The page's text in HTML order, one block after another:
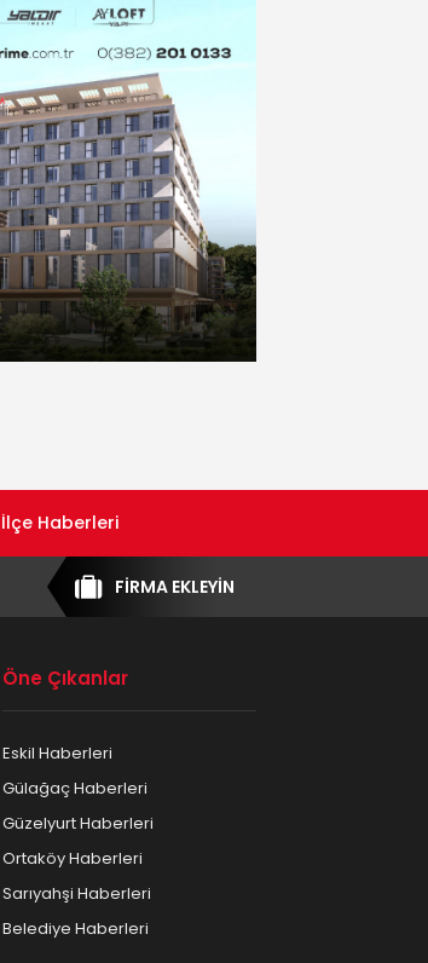
İlçe Haberleri
FİRMA EKLEYİN
Öne Çıkanlar
Eskil Haberleri
Gülağaç Haberleri
Güzelyurt Haberleri
Ortaköy Haberleri
Sarıyahşi Haberleri
Belediye Haberleri